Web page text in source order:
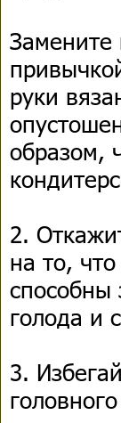
Замените
руки
образом,
2.
на то,
способны
голода и
3.